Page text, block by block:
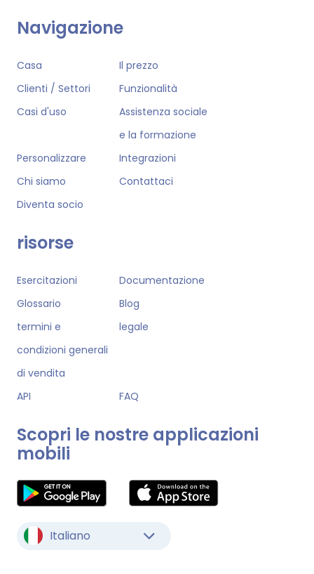
Navigazione
Casa
Il prezzo
Clienti / Settori
Funzionalità
Casi d'uso
Assistenza sociale
e la formazione
Personalizzare
Integrazioni
Chi siamo
Contattaci
Diventa socio
risorse
Esercitazioni
Documentazione
Glossario
Blog
termini e
condizioni generali
di vendita
legale
API FAQ
Scopri le nostre applicazioni
mobili
Italiano